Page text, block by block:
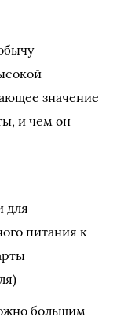
значение
и чем он
для
питания к
большим